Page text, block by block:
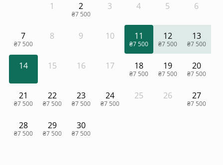
1 2
₴7 500
3 4 5 6
7
₴7 500
8 9 10 11
₴7 500
12
₴7 500
13
₴7 500
14 15 16 17 18
₴7 500
19
₴7 500
20
₴7 500
21
₴7 500
22
₴7 500
23
₴7 500
24
₴7 500
25 26 27
₴7 500
28
₴7 500
29
₴7 500
30
₴7 500